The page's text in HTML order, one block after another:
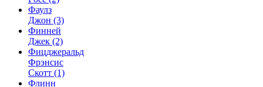
Фаулз
Джон (3)
Финней
Джек (2)
Фицджеральд
Фрэнсис
Скотт (1)
Флинн